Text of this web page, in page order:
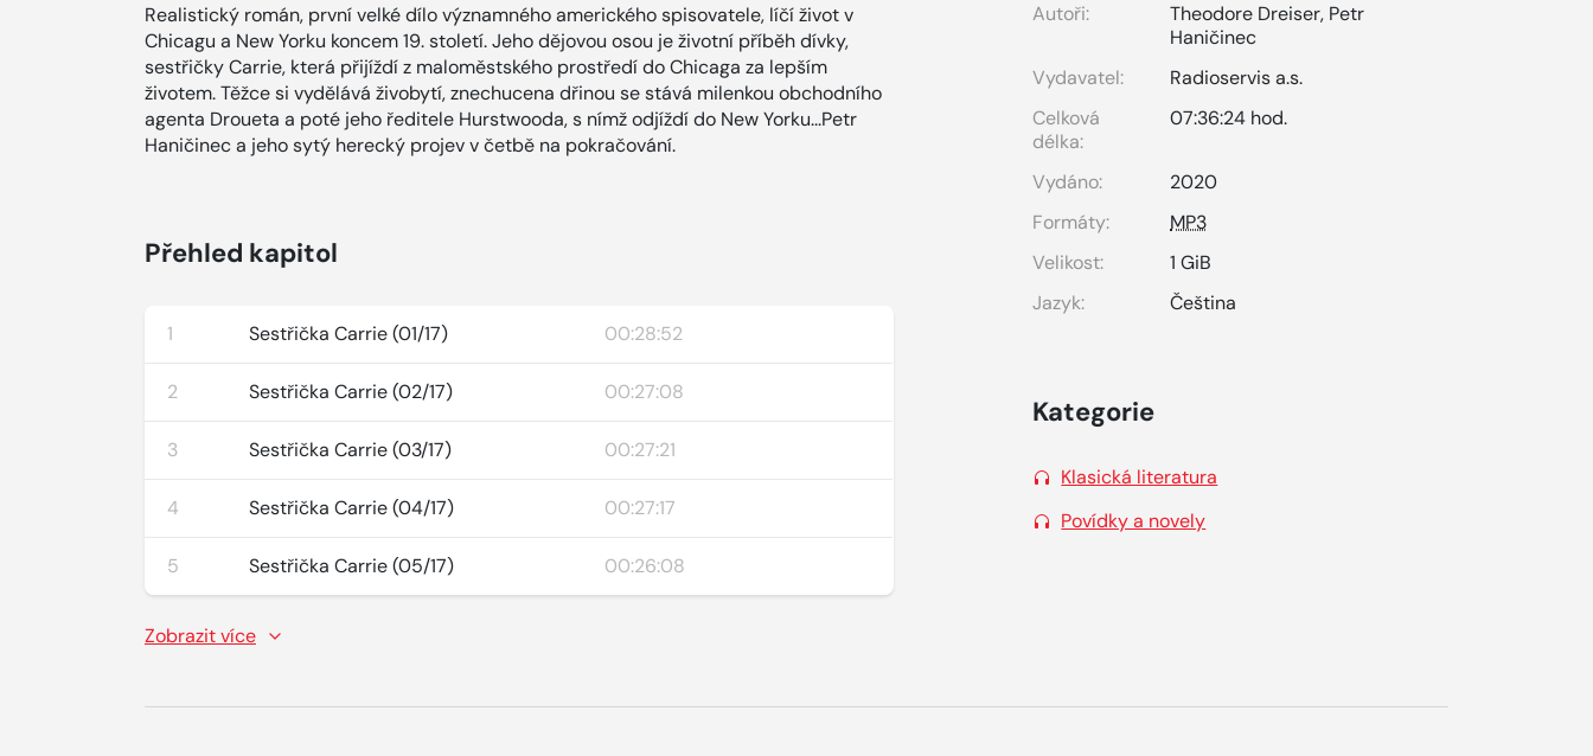
Realistický román, první velké dílo významného amerického spisovatele, líčí život v
Chicagu a New Yorku koncem 19. století. Jeho dějovou osou je životní příběh dívky,
sestřičky Carrie, která přijíždí z maloměstského prostředí do Chicaga za lepším
životem. Těžce si vydělává živobytí, znechucena dřinou se stává milenkou obchodního
agenta Droueta a poté jeho ředitele Hurstwooda, s nímž odjíždí do New Yorku...Petr
Haničinec a jeho sytý herecký projev v četbě na pokračování.
Přehled kapitol
1 Sestřička Carrie (01/17) 00:28:52
2 Sestřička Carrie (02/17) 00:27:08
3 Sestřička Carrie (03/17) 00:27:21
4 Sestřička Carrie (04/17) 00:27:17
5 Sestřička Carrie (05/17) 00:26:08
Zobrazit více
Autoři: Theodore Dreiser, Petr
Haničinec
Vydavatel:
Radioservis a.s.
Celková
délka:
07:36:24 hod.
Vydáno:
2020
Formáty:
MP3
Velikost:
1 GiB
Jazyk:
Čeština
Kategorie
Klasická literatura
Povídky a novely